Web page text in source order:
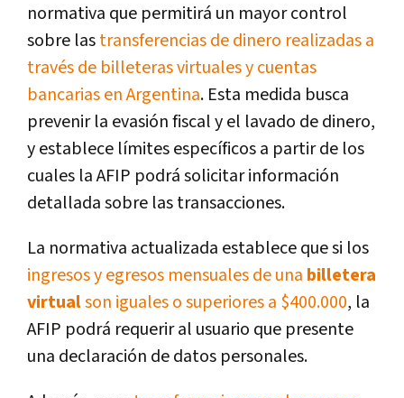
normativa que permitirá un mayor control
sobre lastransferencias de dinero realizadas a
través de billeteras virtuales y cuentas
bancarias en Argentina. Esta medida busca
prevenir la evasión fiscal y el lavado de dinero,
y establece límites específicos a partir de los
cuales la AFIP podrá solicitar información
detallada sobre las transacciones.
La normativa actualizada establece que si los
ingresos y egresos mensuales de una billetera
virtualson iguales o superiores a $400.000, la
AFIP podrá requerir al usuario que presente
una declaración de datos personales.